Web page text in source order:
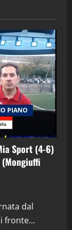
PIANO
Sport (4-6)
dal
fronte...
29^ Puntata